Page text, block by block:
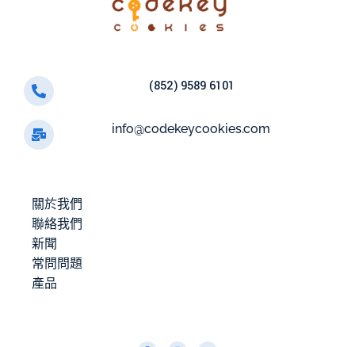
(852) 9589 6101
info@codekeycookies.com
關於我們
聯絡我們
新聞
常問問題
產品